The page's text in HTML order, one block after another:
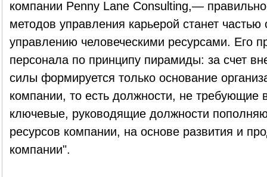
компании Penny Lane Consulting,—
методов управления карьерой станет частью
управлению человеческими ресурсами. Его
персонала по принципу пирамиды: за счет
силы формируется только основание
компании, то есть должности, не требующие
ключевые, руководящие должности
ресурсов компании, на основе развития и
компании".